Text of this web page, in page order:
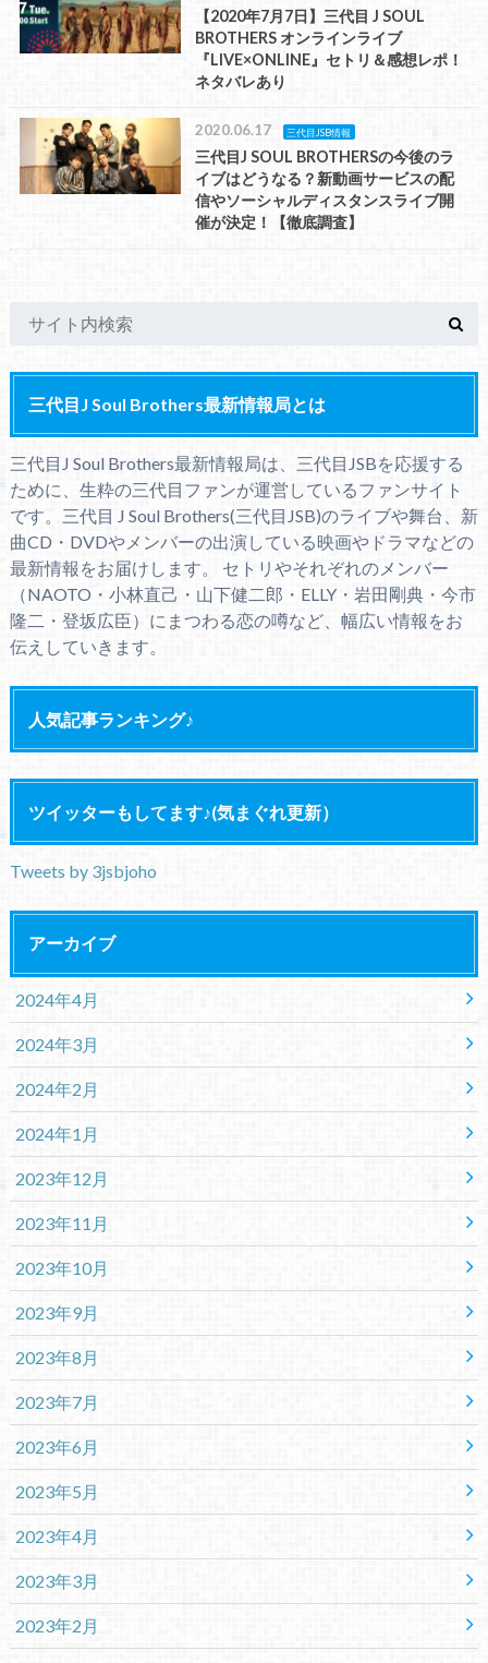
【2020年7月7日】三代目 J SOUL
BROTHERS オンラインライブ
『LIVE×ONLINE』セトリ＆感想レポ！
ネタバレあり
2020.06.17 三代目JSB情報
三代目J SOUL BROTHERSの今後のラ
イブはどうなる？新動画サービスの配
信やソーシャルディスタンスライブ開
催が決定！【徹底調査】
三代目J Soul Brothers最新情報局とは
三代目J Soul Brothers最新情報局は、三代目JSBを応援する
ために、生粋の三代目ファンが運営しているファンサイト
です。三代目 J Soul Brothers(三代目JSB)のライブや舞台、新
曲CD・DVDやメンバーの出演している映画やドラマなどの
最新情報をお届けします。 セトリやそれぞれのメンバー
（NAOTO・小林直己・山下健二郎・ELLY・岩田剛典・今市
隆二・登坂広臣）にまつわる恋の噂など、幅広い情報をお
伝えしていきます。
人気記事ランキング♪
ツイッターもしてます♪(気まぐれ更新）
Tweets by 3jsbjoho
アーカイブ
2024年4月
2024年3月
2024年2月
2024年1月
2023年12月
2023年11月
2023年10月
2023年9月
2023年8月
2023年7月
2023年6月
2023年5月
2023年4月
2023年3月
2023年2月